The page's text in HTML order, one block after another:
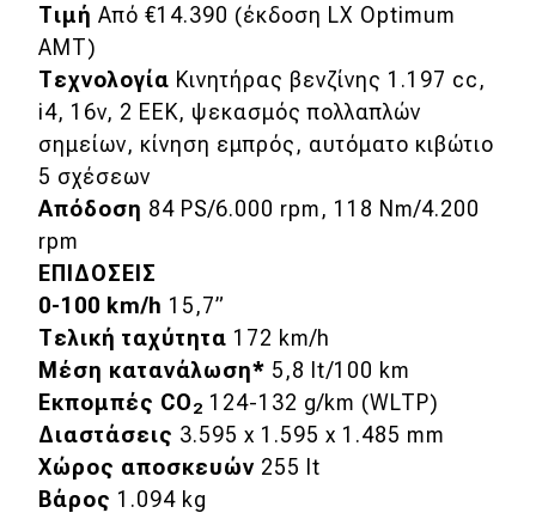
Τιμή Από €14.390 (έκδοση LX Optimum
AMT)
Τεχνολογία Κινητήρας βενζίνης 1.197 cc,
i4, 16v, 2 ΕΕΚ, ψεκασμός πολλαπλών
σημείων, κίνηση εμπρός, αυτόματο κιβώτιο
5 σχέσεων
Απόδοση 84 PS/6.000 rpm, 118 Nm/4.200
rpm
ΕΠΙΔΟΣΕΙΣ
0-100 km/h 15,7”
Τελική ταχύτητα 172 km/h
Μέση κατανάλωση* 5,8 lt/100 km
Εκπομπές CO2 124-132 g/km (WLTP)
Διαστάσεις 3.595 x 1.595 x 1.485 mm
Χώρος αποσκευών 255 lt
Βάρος 1.094 kg